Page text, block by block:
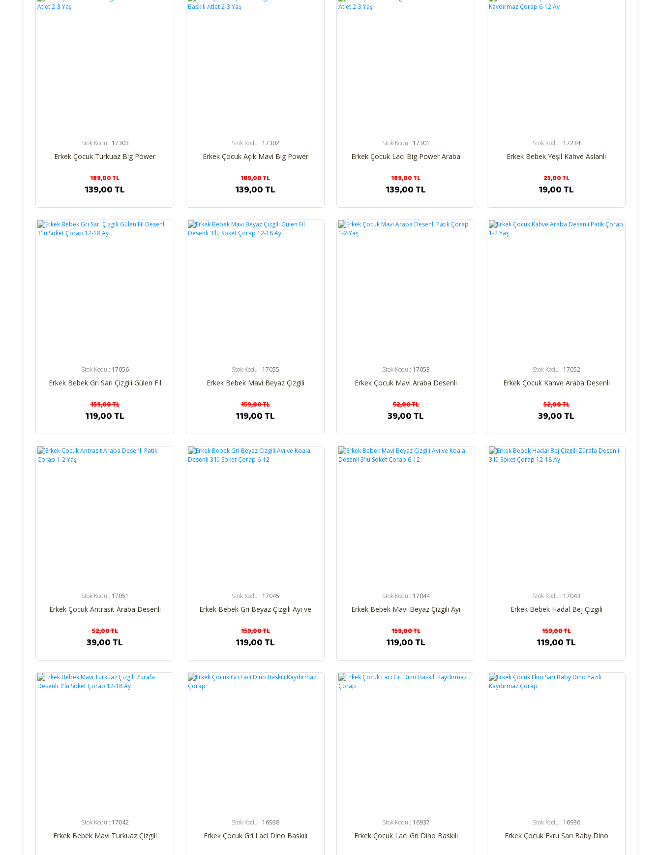
Stok Kodu : 17303
Erkek Çocuk Turkuaz Big Power
189,00 TL
139,00 TL
Stok Kodu : 17302
Erkek Çocuk Açık Mavi Big Power
189,00 TL
139,00 TL
Stok Kodu : 17301
Erkek Çocuk Laci Big Power Araba
189,00 TL
139,00 TL
Stok Kodu : 17234
Erkek Bebek Yeşil Kahve Aslanlı
25,00 TL
19,00 TL
Stok Kodu : 17056
Erkek Bebek Gri Sarı Çizgili Gülen Fil
159,00 TL
119,00 TL
Stok Kodu : 17055
Erkek Bebek Mavi Beyaz Çizgili
12-18 Ay
159,00 TL
119,00 TL
%25
Stok Kodu : 17053
Erkek Çocuk Mavi Araba Desenli
52,00 TL
39,00 TL
%25
Stok Kodu : 17052
Erkek Çocuk Kahve Araba Desenli
52,00 TL
39,00 TL
%25
Stok Kodu : 17051
Erkek Çocuk Antrasit Araba Desenli
52,00 TL
39,00 TL
Stok Kodu : 17045
Erkek Bebek Gri Beyaz Çizgili Ayı ve
12
159,00 TL
119,00 TL
Stok Kodu : 17044
Erkek Bebek Mavi Beyaz Çizgili Ayı
6-12
159,00 TL
119,00 TL
Stok Kodu : 17043
Erkek Bebek Hadal Bej Çizgili
18 Ay
159,00 TL
119,00 TL
Stok Kodu : 17042
Erkek Bebek Mavi Turkuaz Çizgili
%26
Stok Kodu : 16938
Erkek Çocuk Gri Laci Dino Baskılı
%26
Stok Kodu : 16937
Erkek Çocuk Laci Gri Dino Baskılı
Stok Kodu : 16936
Erkek Çocuk Ekru Sarı Baby Dino